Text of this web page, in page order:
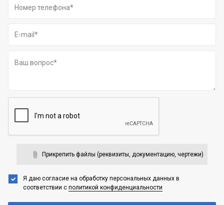
Прикрепить файлы (реквизиты, документацию, чертежи)
Я даю согласие на обработку персональных данных в
соответствии с политикой конфиденциальности